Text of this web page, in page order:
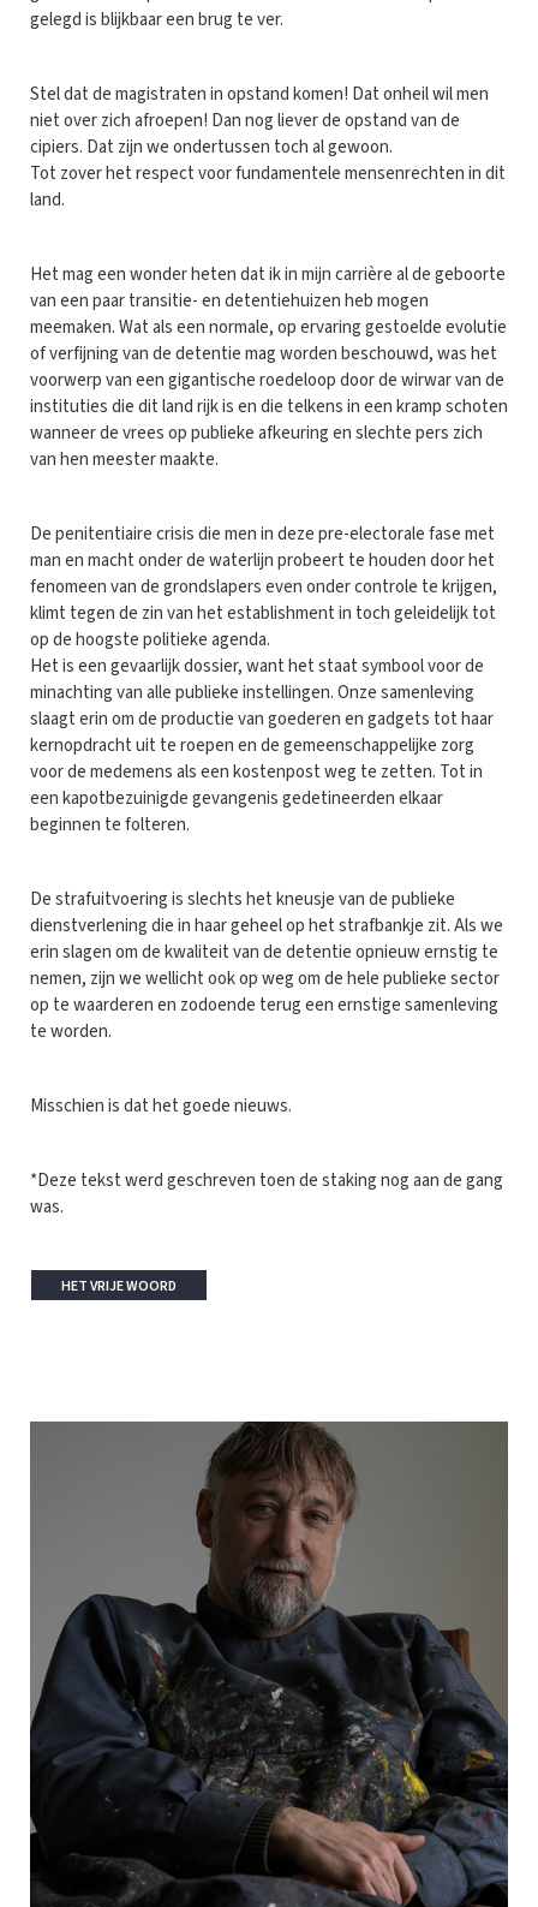
gelegd is blijkbaar een brug te ver.
Stel dat de magistraten in opstand komen! Dat onheil wil men
niet over zich afroepen! Dan nog liever de opstand van de
cipiers. Dat zijn we ondertussen toch al gewoon.
Tot zover het respect voor fundamentele mensenrechten in dit
land.
Het mag een wonder heten dat ik in mijn carrière al de geboorte
van een paar transitie- en detentiehuizen heb mogen
meemaken. Wat als een normale, op ervaring gestoelde evolutie
of verfijning van de detentie mag worden beschouwd, was het
voorwerp van een gigantische roedeloop door de wirwar van de
instituties die dit land rijk is en die telkens in een kramp schoten
wanneer de vrees op publieke afkeuring en slechte pers zich
van hen meester maakte.
De penitentiaire crisis die men in deze pre-electorale fase met
man en macht onder de waterlijn probeert te houden door het
fenomeen van de grondslapers even onder controle te krijgen,
klimt tegen de zin van het establishment in toch geleidelijk tot
op de hoogste politieke agenda.
Het is een gevaarlijk dossier, want het staat symbool voor de
minachting van alle publieke instellingen. Onze samenleving
slaagt erin om de productie van goederen en gadgets tot haar
kernopdracht uit te roepen en de gemeenschappelijke zorg
voor de medemens als een kostenpost weg te zetten. Tot in
een kapotbezuinigde gevangenis gedetineerden elkaar
beginnen te folteren.
De strafuitvoering is slechts het kneusje van de publieke
dienstverlening die in haar geheel op het strafbankje zit. Als we
erin slagen om de kwaliteit van de detentie opnieuw ernstig te
nemen, zijn we wellicht ook op weg om de hele publieke sector
op te waarderen en zodoende terug een ernstige samenleving
te worden.
Misschien is dat het goede nieuws.
*Deze tekst werd geschreven toen de staking nog aan de gang
was.
HET VRIJE WOORD